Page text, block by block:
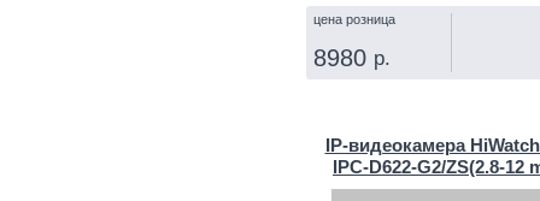
цена розница
8980 р.
IP‑видеокамера
IPC-D622-G2/ZS(2.8-12